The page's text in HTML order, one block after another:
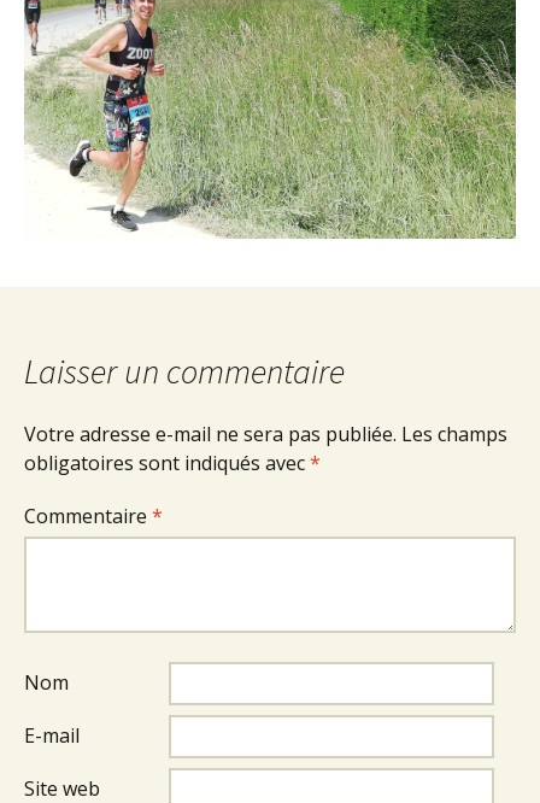
Laisser un commentaire
Votre adresse e-mail ne sera pas publiée. Les champs
obligatoires sont indiqués avec*
Commentaire *
Nom
E-mail
Site web